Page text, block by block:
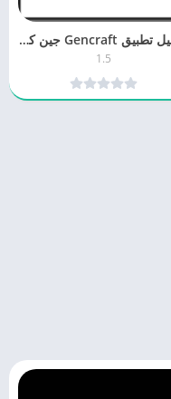
تحميل تطبيق Gencraft جين كرافت 1.5 للكمبيوتر والموبايل برابط مباشر
1.5